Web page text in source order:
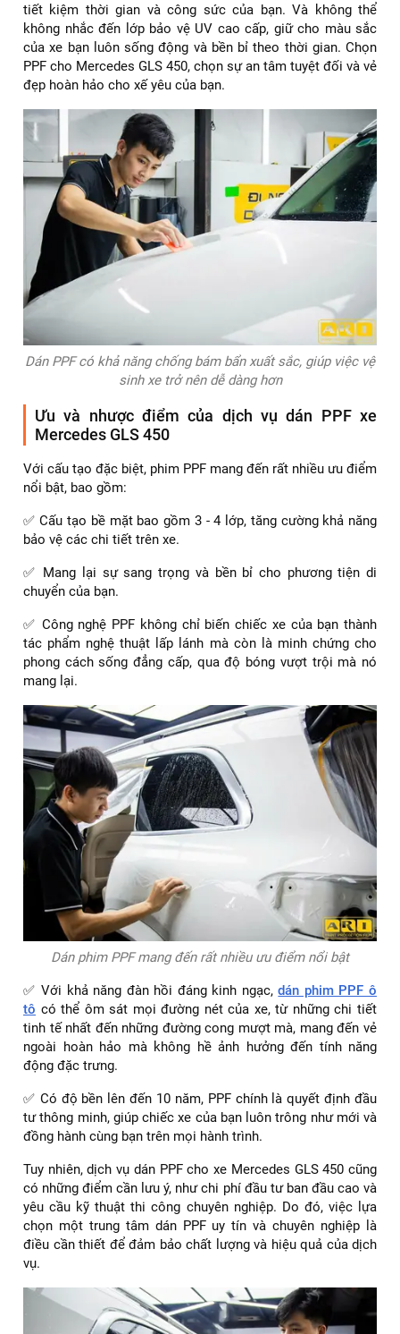
tiết kiệm thời gian và công sức của bạn. Và không thể
không nhắc đến lớp bảo vệ UV cao cấp, giữ cho màu sắc
của xe bạn luôn sống động và bền bỉ theo thời gian. Chọn
PPF cho Mercedes GLS 450, chọn sự an tâm tuyệt đối và vẻ
đẹp hoàn hảo cho xế yêu của bạn.
Dán PPF có khả năng chống bám bẩn xuất sắc, giúp việc vệ
sinh xe trở nên dễ dàng hơn
Ưu và nhược điểm của dịch vụ dán PPF xe
Mercedes GLS 450
Với cấu tạo đặc biệt, phim PPF mang đến rất nhiều ưu điểm
nổi bật, bao gồm:
✅ Cấu tạo bề mặt bao gồm 3 - 4 lớp, tăng cường khả năng
bảo vệ các chi tiết trên xe.
✅ Mang lại sự sang trọng và bền bỉ cho phương tiện di
chuyển của bạn.
✅ Công nghệ PPF không chỉ biến chiếc xe của bạn thành
tác phẩm nghệ thuật lấp lánh mà còn là minh chứng cho
phong cách sống đẳng cấp, qua độ bóng vượt trội mà nó
mang lại.
Dán phim PPF mang đến rất nhiều ưu điểm nổi bật
✅ Với khả năng đàn hồi đáng kinh ngạc,dán phim PPF ô
tô có thể ôm sát mọi đường nét của xe, từ những chi tiết
tinh tế nhất đến những đường cong mượt mà, mang đến vẻ
ngoài hoàn hảo mà không hề ảnh hưởng đến tính năng
động đặc trưng.
✅ Có độ bền lên đến 10 năm, PPF chính là quyết định đầu
tư thông minh, giúp chiếc xe của bạn luôn trông như mới và
đồng hành cùng bạn trên mọi hành trình.
Tuy nhiên, dịch vụ dán PPF cho xe Mercedes GLS 450 cũng
có những điểm cần lưu ý, như chi phí đầu tư ban đầu cao và
yêu cầu kỹ thuật thi công chuyên nghiệp. Do đó, việc lựa
chọn một trung tâm dán PPF uy tín và chuyên nghiệp là
điều cần thiết để đảm bảo chất lượng và hiệu quả của dịch
vụ.